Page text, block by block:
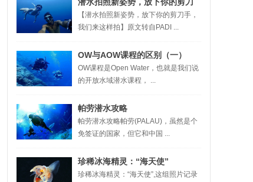
手，我们来这样拍
【潜水拍照新姿势，放下你的剪刀手，
我们来这样拍】原文转自PADI ...
OW与AOW课程的区别（一）
OW课程是Open Water，也就是我们说
的开放水域潜水课程， ...
帕劳潜水攻略
帕劳潜水攻略帕劳(PALAU)，虽然是个
免签证的国家，但它和中国 ...
珍稀冰海精灵：“海天使”
珍稀冰海精灵：“海天使”,这组照片记录